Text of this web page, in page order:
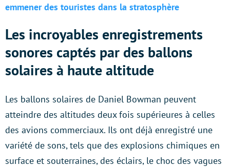
emmener des touristes dans la stratosphère
Les incroyables enregistrements
sonores captés par des ballons
solaires à haute altitude
Les ballons solaires de Daniel Bowman peuvent
atteindre des altitudes deux fois supérieures à celles
des avions commerciaux. Ils ont déjà enregistré une
variété de sons, tels que des explosions chimiques en
surface et souterraines, des éclairs, le choc des vagues